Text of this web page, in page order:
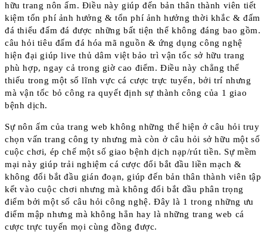
hữu trang nôn ấm. Điều này giúp đến bản thân thành viên tiết
kiệm tổn phí ảnh hưởng & tổn phí ảnh hưởng thời khắc & đấm
đá thiểu đấm đá được những bất tiện thể không đáng bao gồm.
câu hỏi tiêu đấm đá hóa mã nguồn & ứng dụng công nghệ
hiện đại giúp live thủ dâm việt bảo trì vận tốc sở hữu trang
phù hợp, ngay cả trong giờ cao điểm. Điều này chẳng thể
thiếu trong một số lĩnh vực cá cược trực tuyến, bởi trí nhưng
mà vận tốc bỏ công ra quyết định sự thành công của 1 giao
bệnh dịch.
Sự nôn ấm của trang web không những thể hiện ở câu hỏi truy
chọn vấn trang công ty nhưng mà còn ở câu hỏi sở hữu một số
cuộc chơi, ép chế một số giao bệnh dịch nạp/rút tiền. Sự mềm
mại này giúp trải nghiệm cá cược đổi bắt đầu liền mạch &
không đổi bắt đầu gián đoạn, giúp đến bản thân thành viên tập
kết vào cuộc chơi nhưng mà không đổi bắt đầu phân trọng
điểm bởi một số câu hỏi công nghệ. Đây là 1 trong những ưu
điểm mập nhưng mà không hẳn hay là những trang web cá
cược trực tuyến mọi cùng đồng được.